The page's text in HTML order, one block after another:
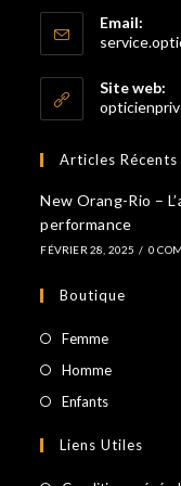
dans
votre
application
Email:
Site web:
Articles Récents
New Orang-Rio –
performance
FÉVRIER 28, 2025 / 0
Boutique
FemmeS’ouvre
dans
onglet
HommeS’ouvre
nouvel
EnfantsS’ouvre
un
nouvel
Liens Utiles